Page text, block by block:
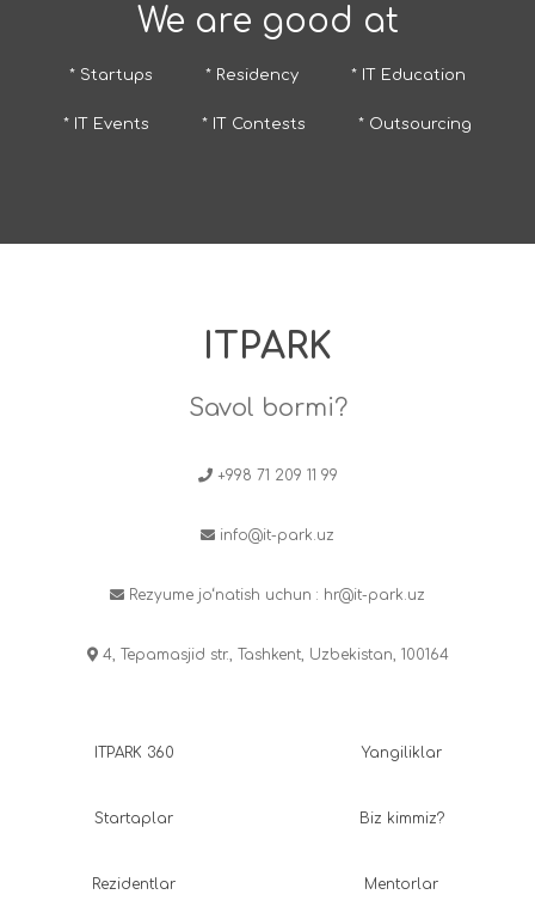
We are good at
* Startups * Residency * IT Education
* IT Events * IT Contests * Outsourcing
ITPARK
Savol bormi?
+998 71 209 11 99
info@it-park.uz
Rezyume jo‘natish uchun : hr@it-park.uz
4, Tepamasjid str., Tashkent, Uzbekistan, 100164
ITPARK 360
Startaplar
Rezidentlar
Yangiliklar
Biz kimmiz?
Mentorlar